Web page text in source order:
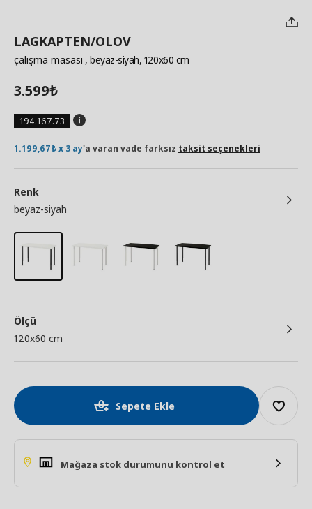
LAGKAPTEN/OLOV
çalışma masası , beyaz-siyah, 120x60 cm
3.599₺
194.167.73
1.199,67₺ x 3 ay'a varan vade farksız taksit seçenekleri
Renk
beyaz-siyah
Ölçü
120x60 cm
Sepete Ekle
Mağaza stok durumunu kontrol et